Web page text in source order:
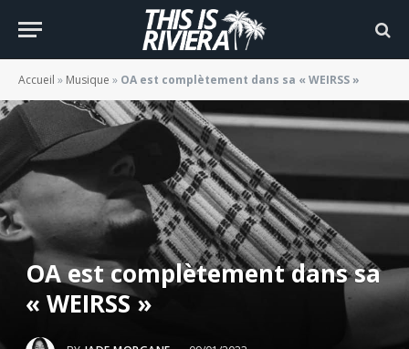
Accueil » Musique » OA est complètement dans sa « WEIRSS »
OA est complètement dans sa
« WEIRSS »